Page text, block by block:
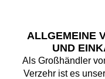
ALLGEMEINE
UND
Als Großhändler
Verzehr ist es